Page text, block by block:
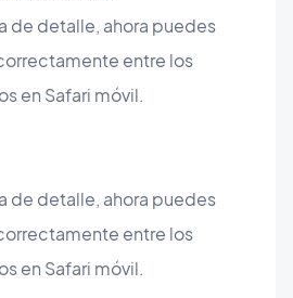
de detalle, ahora puedes
entre los
en Safari móvil.
de detalle, ahora puedes
entre los
en Safari móvil.